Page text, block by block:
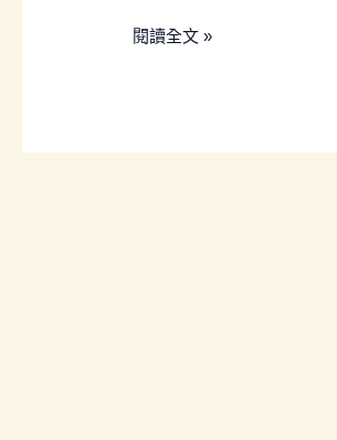
促
閱讀全文 »